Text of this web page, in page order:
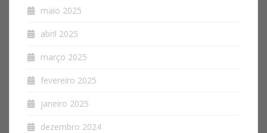
maio 2025
abril 2025
março 2025
fevereiro 2025
janeiro 2025
dezembro 2024